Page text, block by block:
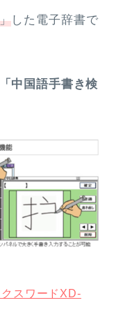
した電子辞書で
中国語手書き検
スワードXD-